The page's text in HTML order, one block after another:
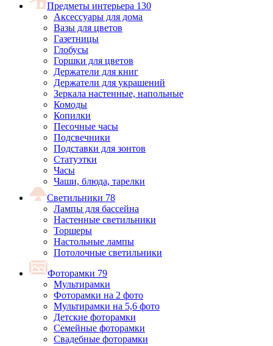
Предметы интерьера 130
Аксессуары для дома
Вазы для цветов
Газетницы
Глобусы
Горшки для цветов
Держатели для книг
Держатели для украшений
Зеркала настенные, напольные
Комоды
Копилки
Песочные часы
Подсвечники
Подставки для зонтов
Статуэтки
Часы
Чаши, блюда, тарелки
Светильники 78
Лампы для бассейна
Настенные светильники
Торшеры
Настольные лампы
Потолочные светильники
Фоторамки 79
Мультирамки
Фоторамки на 2 фото
Мультирамки на 5,6 фото
Детские фоторамки
Семейные фоторамки
Свадебные фоторамки